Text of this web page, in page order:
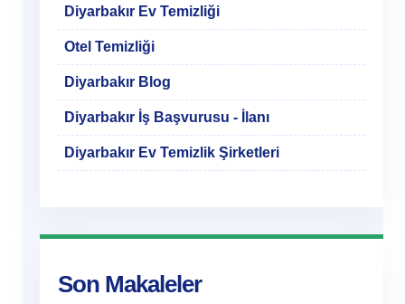
Diyarbakır Ev Temizliği
Otel Temizliği
Diyarbakır Blog
Diyarbakır İş Başvurusu - İlanı
Diyarbakır Ev Temizlik Şirketleri
Son Makaleler